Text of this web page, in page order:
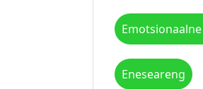
Eneseareng